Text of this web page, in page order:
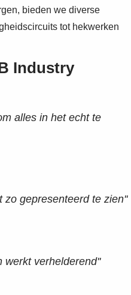
bieden we diverse
tot hekwerken
Industry
alles in het echt te
zo gepresenteerd te zien''
werkt verhelderend''